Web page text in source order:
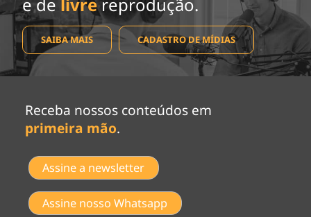
SAIBA MAIS CADASTRO DE MÍDIAS
Receba nossos conteúdos em
primeira mão.
Assine a newsletter
Assine nosso Whatsapp